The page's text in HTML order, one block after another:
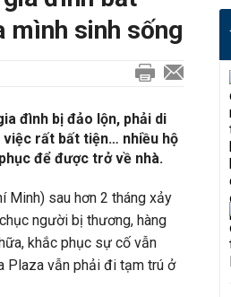
mình sinh sống
đình bị đảo lộn, phải di
việc rất bất tiện… nhiều hộ
để được trở về nhà.
Minh) sau hơn 2 tháng xảy
người bị thương, hàng
khắc phục sự cố vẫn
Plaza vẫn phải đi tạm trú ở